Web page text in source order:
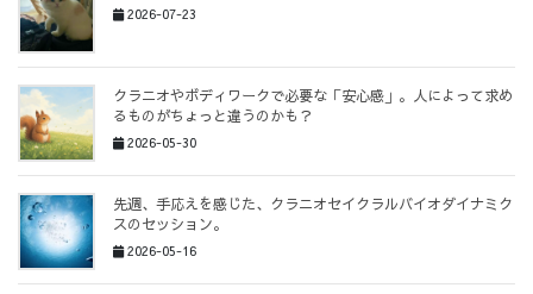
2026-07-23
クラニオやボディワークで必要な「安心感」。人によって求め
るものがちょっと違うのかも？
2026-05-30
先週、手応えを感じた、クラニオセイクラルバイオダイナミク
スのセッション。
2026-05-16